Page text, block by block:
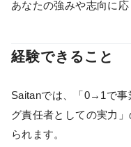
あなたの強みや志向に
経験できること
Saitanでは、「0→1で事
グ責任者としての実力
られます。